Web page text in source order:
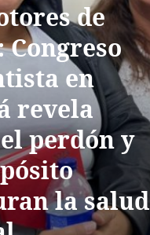
de
Congreso
en
revela
perdón y
la salud